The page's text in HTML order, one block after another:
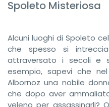
Spoleto Misteriosa
Alcuni luoghi di Spoleto
che spesso si
attraversato i secoli e
esempio, sapevi che
Albornoz una nobile
che dopo aver
veleno per assassinarli?